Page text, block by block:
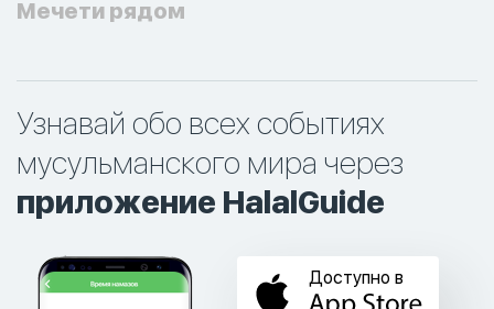
Мечети рядом
Узнавай обо всех событиях
мусульманского мира через
приложение HalalGuide
Доступно в